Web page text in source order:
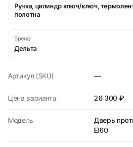
Ручка, цилиндр ключ/ключ,
полотна
Бренд
Дельта
Артикул (SKU) —
Цена варианта 26 300 ₽
Модель
Дверь
EI60